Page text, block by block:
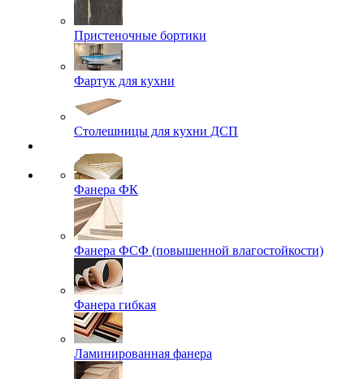
Пристеночные бортики
Фартук для кухни
Столешницы для кухни ДСП
Фанера ФК
Фанера ФСФ (повышенной влагостойкости)
Фанера гибкая
Ламинированная фанера